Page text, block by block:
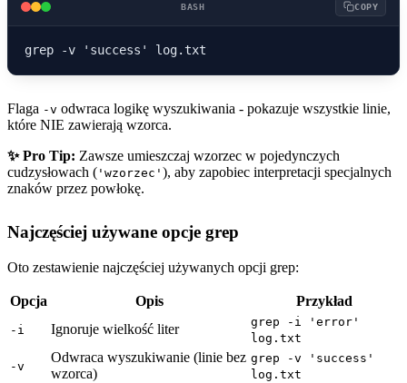
BASH COPY
Flaga -v odwraca logikę wyszukiwania - pokazuje wszystkie linie,
które NIE zawierają wzorca.
✨ Pro Tip: Zawsze umieszczaj wzorzec w pojedynczych
cudzysłowach ( 'wzorzec' ), aby zapobiec interpretacji specjalnych
znaków przez powłokę.
Najczęściej używane opcje grep
Oto zestawienie najczęściej używanych opcji grep:
Opcja Opis Przykład
-i Ignoruje wielkość liter
grep -i 'error'
log.txt
-v
Odwraca wyszukiwanie (linie bez
wzorca)
grep -v 'success'
log.txt